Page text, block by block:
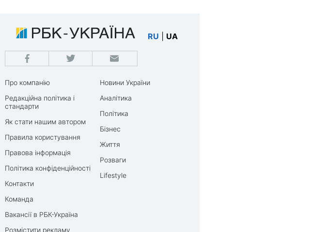
RU UA
Про компанію
Редакційна політика і
стандарти
Як стати нашим автором
Правила користування
Правова інформація
Політика конфіденційності
Контакти
Команда
Вакансії в РБК-Україна
Розмістити рекламу
Новини України
Аналітика
Політика
Бізнес
Життя
Розваги
Lifestyle